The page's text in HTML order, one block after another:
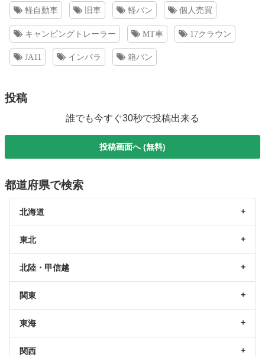
軽自動車 旧車 軽バン 個人売買
キャンピングトレーラー MT車 17クラウン
JA11 インパラ 箱バン
投稿
誰でも今すぐ30秒で投稿出来る
投稿画面へ (無料)
都道府県で検索
北海道
東北
北陸・甲信越
関東
東海
関西